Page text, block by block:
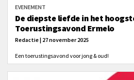
EVENEMENT
De diepste liefde in het
Toerustingsavond Ermelo
Redactie | 27 november 2025
Een toerustingsavond voor jong & oud!